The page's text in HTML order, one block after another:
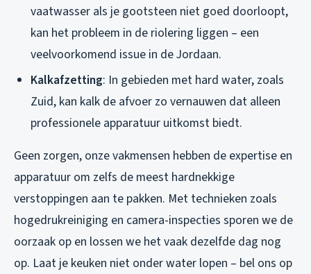
vaatwasser als je gootsteen niet goed doorloopt,
kan het probleem in de riolering liggen – een
veelvoorkomend issue in de Jordaan.
Kalkafzetting: In gebieden met hard water, zoals
Zuid, kan kalk de afvoer zo vernauwen dat alleen
professionele apparatuur uitkomst biedt.
Geen zorgen, onze vakmensen hebben de expertise en
apparatuur om zelfs de meest hardnekkige
verstoppingen aan te pakken. Met technieken zoals
hogedrukreiniging en camera-inspecties sporen we de
oorzaak op en lossen we het vaak dezelfde dag nog
op. Laat je keuken niet onder water lopen – bel ons op